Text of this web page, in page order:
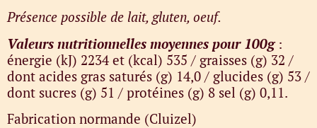
Présence possible de lait, gluten, oeuf.
Valeurs nutritionnelles moyennes pour 100g:
énergie (kJ) 2234 et (kcal) 535 / graisses (g) 32 /
dont acides gras saturés (g) 14,0 / glucides (g) 53 /
dont sucres (g) 51 / protéines (g) 8 sel (g) 0,11.
Fabrication normande (Cluizel)